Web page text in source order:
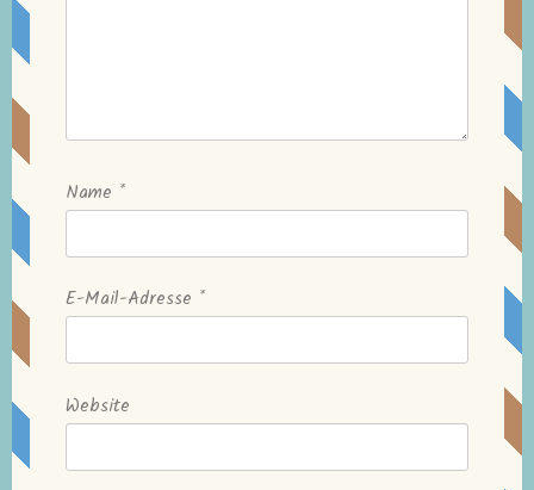
Name *
E-Mail-Adresse *
Website